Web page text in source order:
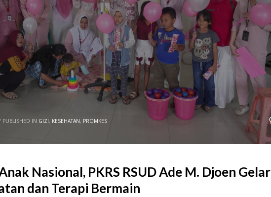
PUBLISHED IN GIZI, KESEHATAN, PROMKES
Nasional, PKRS RSUD Ade M. Djoen Gelar
dan Terapi Bermain